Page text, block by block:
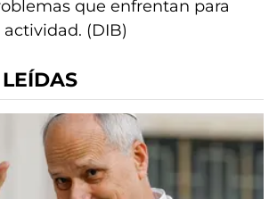
que enfrentan para
(DIB)